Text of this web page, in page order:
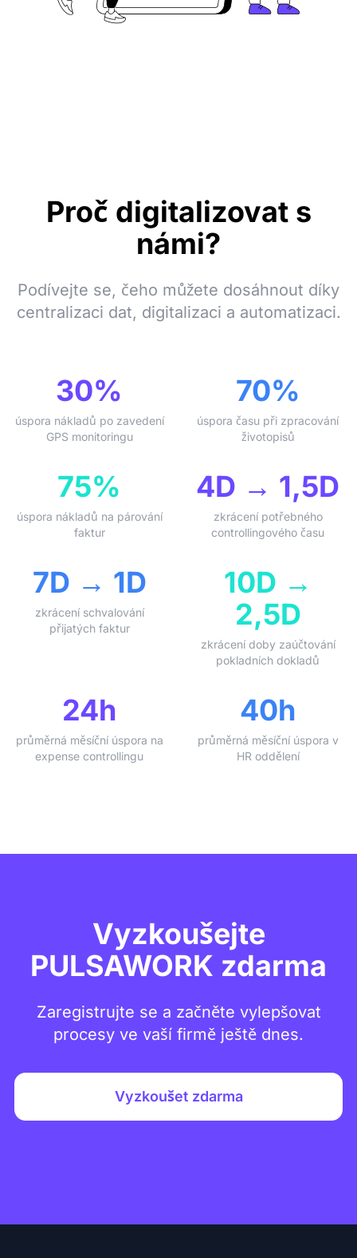
Proč digitalizovat s
námi?
Podívejte se, čeho můžete dosáhnout díky
centralizaci dat, digitalizaci a automatizaci.
30%
úspora nákladů po zavedení
GPS monitoringu
70%
úspora času při zpracování
životopisů
75%
úspora nákladů na párování
faktur
4D → 1,5D
zkrácení potřebného
controllingového času
7D → 1D
zkrácení schvalování
přijatých faktur
10D →
2,5D
zkrácení doby zaúčtování
pokladních dokladů
24h
průměrná měsíční úspora na
expense controllingu
40h
průměrná měsíční úspora v
HR oddělení
Vyzkoušejte
PULSAWORK zdarma
Zaregistrujte se a začněte vylepšovat
procesy ve vaší firmě ještě dnes.
Vyzkoušet zdarma